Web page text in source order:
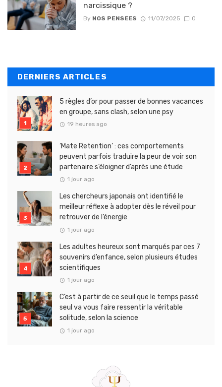
narcissique ?
By NOS PENSEES 11/07/2025 0
DERNIERS ARTICLES
5 règles d’or pour passer de bonnes vacances
en groupe, sans clash, selon une psy
19 heures ago
‘Mate Retention’ : ces comportements
peuvent parfois traduire la peur de voir son
partenaire s’éloigner d’après une étude
1 jour ago
Les chercheurs japonais ont identifié le
meilleur réflexe à adopter dès le réveil pour
retrouver de l’énergie
1 jour ago
Les adultes heureux sont marqués par ces 7
souvenirs d’enfance, selon plusieurs études
scientifiques
1 jour ago
C’est à partir de ce seuil que le temps passé
seul va vous faire ressentir la véritable
solitude, selon la science
1 jour ago